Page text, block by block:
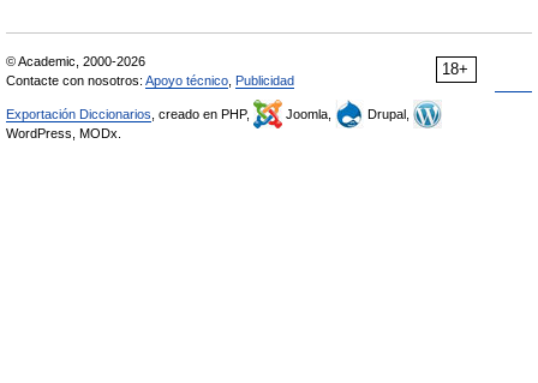
18+
© Academic, 2000-2026
Contacte con nosotros: Apoyo técnico Publicidad
Exportación Diccionarios , creado en PHP, Joomla,
Drupal,
WordPress, MODx.